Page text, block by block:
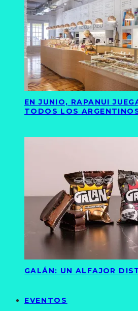
EN JUNIO, RAPANUI
TODOS LOS
GALÁN: UN ALFAJOR
EVENTOS